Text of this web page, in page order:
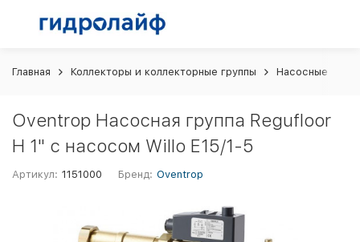
Главная Коллекторы и коллекторные группы Насосные
Oventrop Насосная группа Regufloor
H 1" с насосом Willo E15/1-5
Артикул: 1151000 Бренд: Oventrop